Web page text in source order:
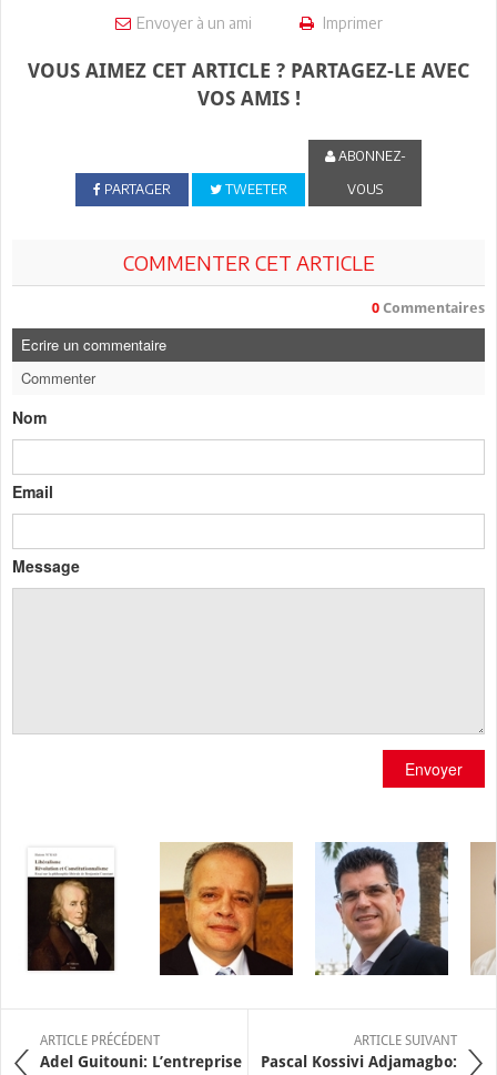
Envoyer à un ami Imprimer
VOUS AIMEZ CET ARTICLE ? PARTAGEZ-LE AVEC
VOS AMIS !
PARTAGER TWEETER
ABONNEZ-
VOUS
COMMENTER CET ARTICLE
0 Commentaires
Ecrire un commentaire
Commenter
Nom
Email
Message
Envoyer
ARTICLE PRÉCÉDENT
Adel Guitouni: L’entreprise
ARTICLE SUIVANT
Pascal Kossivi Adjamagbo: